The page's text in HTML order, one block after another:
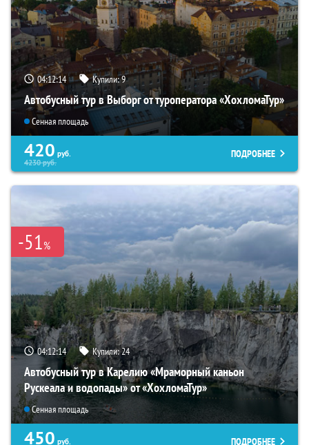
04:12:13 Купили:9
Автобусный тур в Выборг от туроператора «ХохломаТур»
Сенная площадь
420 руб.
4230руб.
ПОДРОБНЕЕ
-51%
04:12:13 Купили:24
Автобусный тур в Карелию «Мраморный каньон
Рускеала и водопады» от «ХохломаТур»
Сенная площадь
450 руб. ПОДРОБНЕЕ